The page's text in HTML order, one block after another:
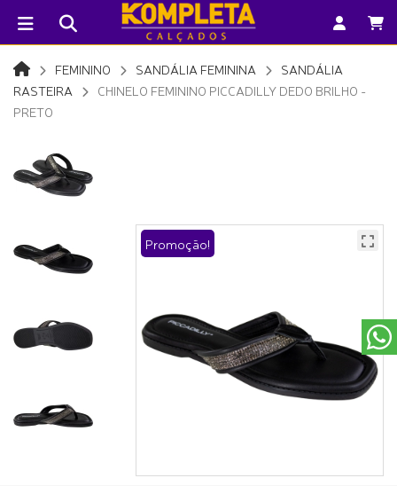
FEMININO SANDÁLIA FEMININA
SANDÁLIA
RASTEIRA
CHINELO FEMININO PICCADILLY DEDO BRILHO -
PRETO
Promoção!